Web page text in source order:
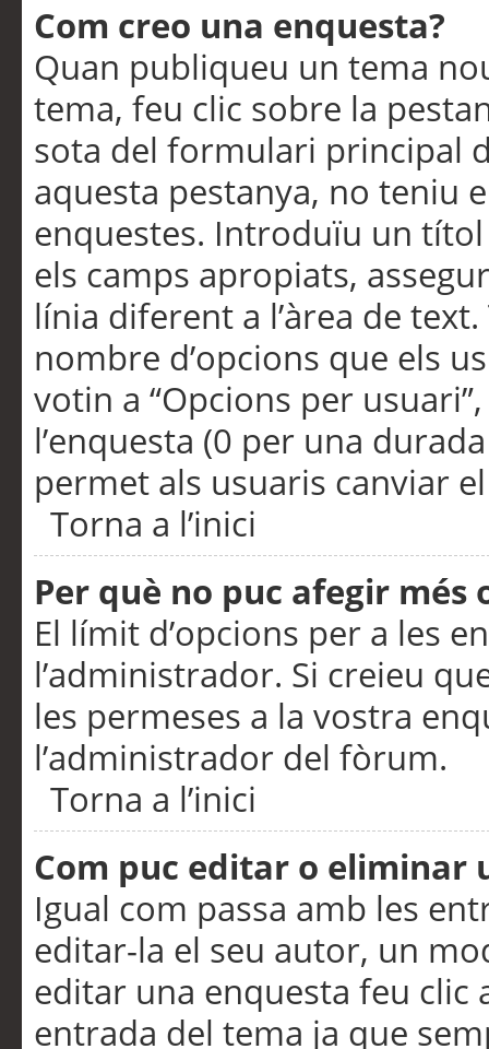
Com creo una enquesta?
Quan publiqueu un tema
tema, feu clic sobre la
sota del formulari principal
aquesta pestanya, no teniu
enquestes. Introduïu un
els camps apropiats,
línia diferent a l’àrea de
nombre d’opcions que els
votin a “Opcions per
l’enquesta (0 per una
permet als usuaris canviar
Torna a l’inici
Per què no puc afegir més
El límit d’opcions per a les
l’administrador. Si creieu
les permeses a la vostra
l’administrador del fòrum.
Torna a l’inici
Com puc editar o eliminar
Igual com passa amb les
editar-la el seu autor, un
editar una enquesta feu clic
entrada del tema ja que